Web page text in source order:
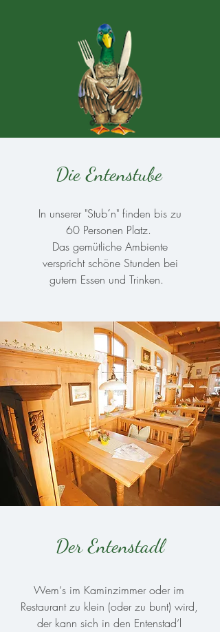
Die Entenstube
In unserer "Stub´n" finden bis zu
60 Personen Platz.
Das gemütliche Ambiente
verspricht schöne Stunden bei
gutem Essen und Trinken.
Der Entenstadl
Wem‘s im Kaminzimmer oder im
Restaurant zu klein (oder zu bunt) wird,
der kann sich in den Entenstad‘l